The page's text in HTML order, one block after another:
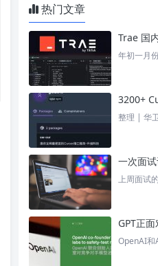
热门文章
年初一月
整理 | 华
上周面试
OpenAI和